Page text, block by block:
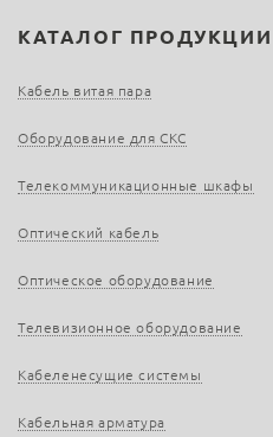
КАТАЛОГ ПРОДУКЦИИ
Кабель витая пара
Оборудование для СКС
Телекоммуникационные шкафы
Оптический кабель
Оптическое оборудование
Телевизионное оборудование
Кабеленесущие системы
Кабельная арматура